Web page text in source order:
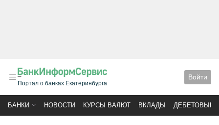
Портал о банках Екатеринбурга
Войти
БАНКИ НОВОСТИ КУРСЫ ВАЛЮТ ВКЛАДЫ ДЕБЕТОВЫЕ